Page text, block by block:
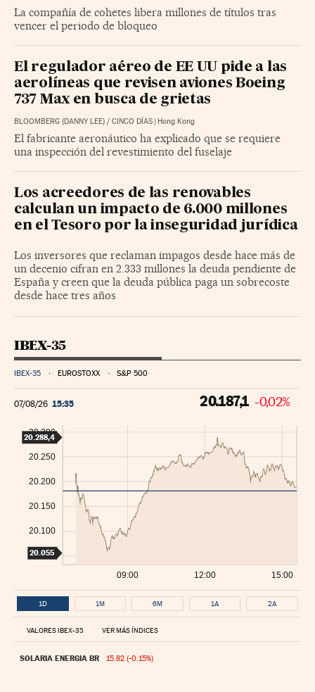
La compañía de cohetes libera millones de títulos tras
vencer el periodo de bloqueo
El regulador aéreo de EE UU pide a las
aerolíneas que revisen aviones Boeing
737 Max en busca de grietas
BLOOMBERG (DANNY LEE) / CINCO DÍAS | Hong Kong
El fabricante aeronáutico ha explicado que se requiere
una inspección del revestimiento del fuselaje
Los acreedores de las renovables
calculan un impacto de 6.000 millones
en el Tesoro por la inseguridad jurídica
Los inversores que reclaman impagos desde hace más de
un decenio cifran en 2.333 millones la deuda pendiente de
España y creen que la deuda pública paga un sobrecoste
desde hace tres años
IBEX-35
IBEX-35 EUROSTOXX S&P 500
07/08/26 15:35 20.187,1 -0,02%
09:00 12:00 15:00
20.050
20.100
20.150
20.200
20.250
20.300
20.055
20.288,4
1D 1M 6M 1A 2A
VALORES IBEX-35 VER MÁS ÍNDICES
COLONIAL SFL 5.58 (0.025%)
SOLARIA ENERGIA BR 15.82 (-0.15%)